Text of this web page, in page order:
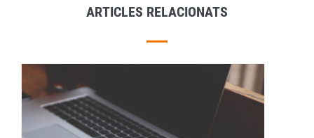
ARTICLES RELACIONATS